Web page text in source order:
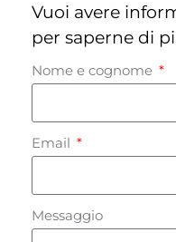
Vuoi avere
per saperne di
Nome e cognome
Email
Messaggio